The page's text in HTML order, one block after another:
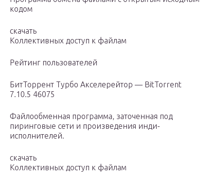
кодом
скачать
Коллективных доступ к файлам
Рейтинг пользователей
БитТоррент Турбо Акселерейтор — BitTorrent
7.10.5 46075
Файлообменная программа, заточенная под
пиринговые сети и произведения инди-
исполнителей.
скачать
Коллективных доступ к файлам